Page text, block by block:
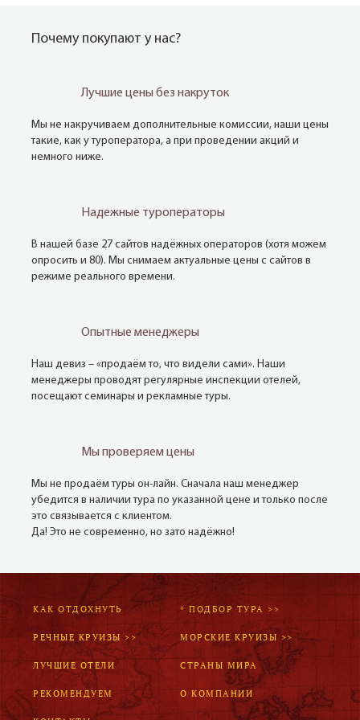
Почему покупают у нас?
Лучшие цены без накруток
Мы не накручиваем дополнительные комиссии, наши цены
такие, как у туроператора, а при проведении акций и
немного ниже.
Надежные туроператоры
В нашей базе 27 сайтов надёжных операторов (хотя можем
опросить и 80). Мы снимаем актуальные цены с сайтов в
режиме реального времени.
Опытные менеджеры
Наш девиз – «продаём то, что видели сами». Наши
менеджеры проводят регулярные инспекции отелей,
посещают семинары и рекламные туры.
Мы проверяем цены
Мы не продаём туры он-лайн. Сначала наш менеджер
убедится в наличии тура по указанной цене и только после
это связывается с клиентом.
Да! Это не современно, но зато надёжно!
КАК ОТДОХНУТЬ * ПОДБОР ТУРА >>
РЕЧНЫЕ КРУИЗЫ >> МОРСКИЕ КРУИЗЫ >>
ЛУЧШИЕ ОТЕЛИ СТРАНЫ МИРА
РЕКОМЕНДУЕМ О КОМПАНИИ